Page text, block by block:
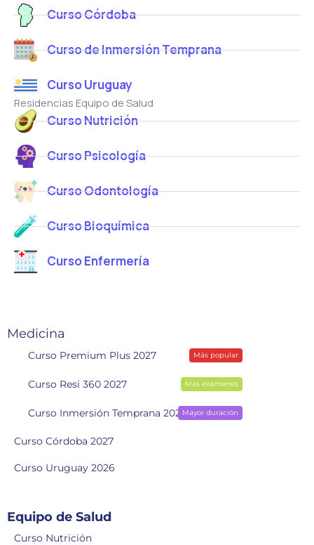
Curso Córdoba
Curso de Inmersión Temprana
Curso Uruguay
Residencias Equipo de Salud
Curso Nutrición
Curso Psicología
Curso Odontología
Curso Bioquímica
Curso Enfermería
Medicina
Curso Premium Plus 2027 Más popular
Curso Resi 360 2027 Más exámenes
Curso Inmersión Temprana 2028Mayor duración
Curso Córdoba 2027
Curso Uruguay 2026
Equipo de Salud
Curso Nutrición